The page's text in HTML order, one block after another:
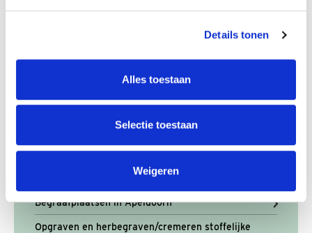
Details tonen
Alles toestaan
Selectie toestaan
Weigeren
Wet op lijkbezorging op Rijksoverheid.nl
Video ‘begraafplaatsen Apeldoorn’ op Youtube
Grafzoeker
Beheersverordening begraafplaatsen 2018
Wat gebeurt er met de as?
Uitgifterecht particulier graf of asbestemming
Begraafplaatsen in Apeldoorn
Opgraven en herbegraven/cremeren stoffelijke